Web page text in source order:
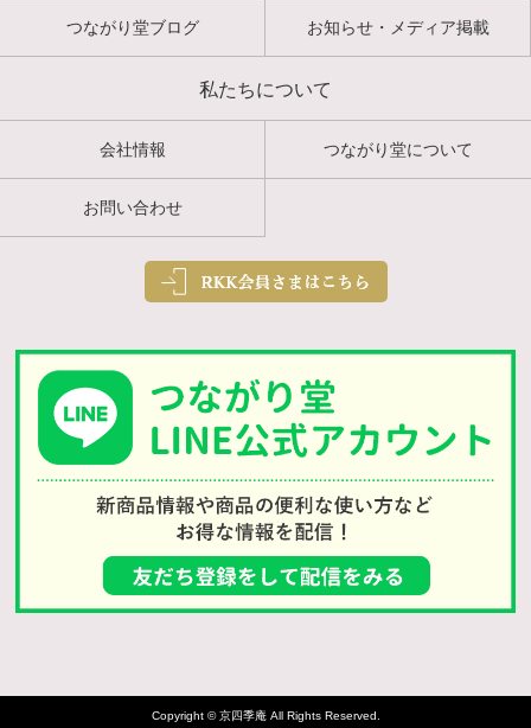
つながり堂ブログ お知らせ・メディア掲載
私たちについて
会社情報 つながり堂について
お問い合わせ
Copyright © 京四季庵 All Rights Reserved.